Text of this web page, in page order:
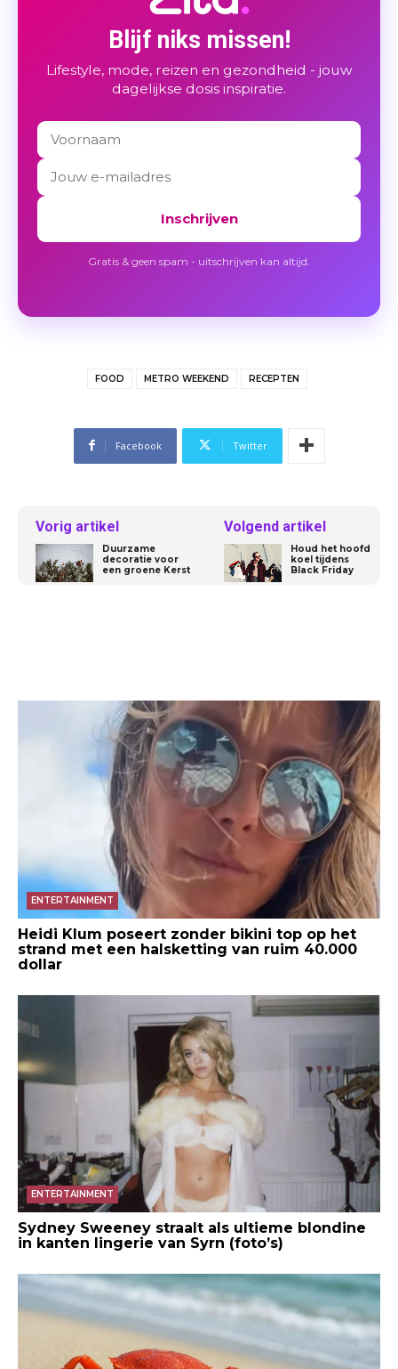
Blijf niks missen!
Lifestyle, mode, reizen en gezondheid - jouw
dagelijkse dosis inspiratie.
Inschrijven
Gratis & geen spam - uitschrijven kan altijd.
FOOD METRO WEEKEND RECEPTEN
Facebook Twitter
Vorig artikel
Duurzame
decoratie voor
een groene Kerst
Volgend artikel
Houd het hoofd
koel tijdens
Black Friday
ENTERTAINMENT
Heidi Klum poseert zonder bikini top op het
strand met een halsketting van ruim 40.000
dollar
ENTERTAINMENT
Sydney Sweeney straalt als ultieme blondine
in kanten lingerie van Syrn (foto’s)